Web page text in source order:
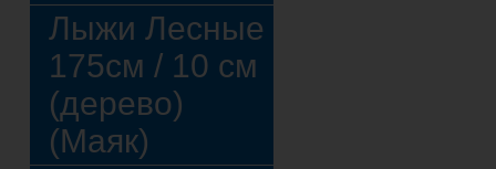
Лыжи Лесные
175см / 10 см
(дерево)
(Маяк)